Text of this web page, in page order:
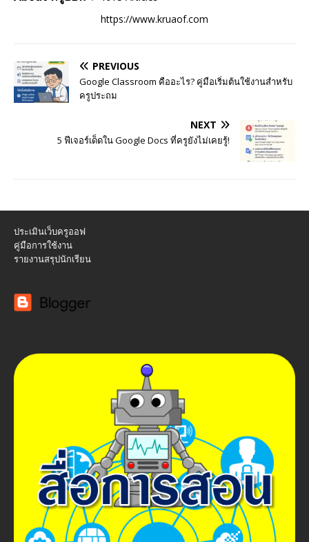
https://www.kruaof.com
PREVIOUS
Google Classroom คืออะไร? คู่มือเริ่มต้นใช้งานสำหรับ
ครูประถม
NEXT
5 ฟีเจอร์เด็ดใน Google Docs ที่ครูยังไม่เคยรู้!
ประเมินเว็บครูออฟ
คู่มือการใช้งาน
รายงานสรุปนักเรียน